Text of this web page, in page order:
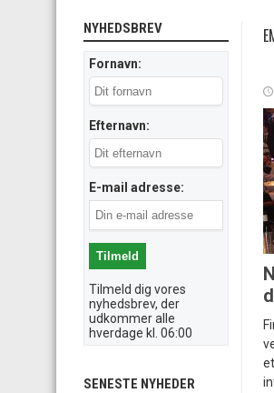
NYHEDSBREV
Fornavn:
Efternavn:
E-mail adresse:
Tilmeld dig vores
nyhedsbrev, der
udkommer alle
hverdage kl. 06:00
SENESTE NYHEDER